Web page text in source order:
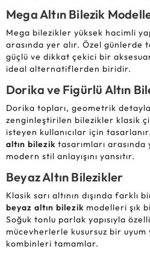
Mega Altın Bilezik
Mega bilezikler yüksek hacimli
arasında yer alır. Özel günlerde
güçlü ve dikkat çekici bir
ideal alternatiflerden biridir.
Dorika ve Figürlü Altın
Dorika topları, geometrik
zenginleştirilen bilezikler klasik
isteyen kullanıcılar için
altın bilezik tasarımları
modern stil anlayışını yansıtır.
Beyaz Altın Bilezikler
Klasik sarı altının dışında
beyaz altın bilezik modelleri şık
Soğuk tonlu parlak yapısıyla
mücevherlerle kusursuz bir
kombinleri tamamlar.